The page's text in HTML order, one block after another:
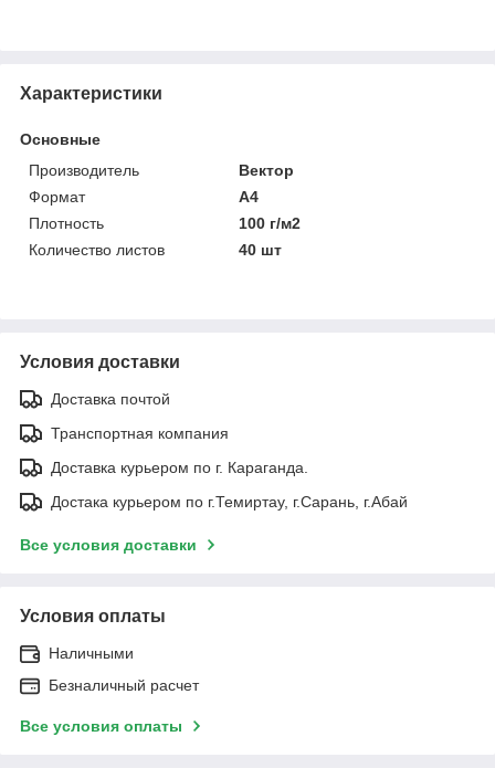
Характеристики
Основные
Производитель
Вектор
Формат
A4
Плотность
100 г/м2
Количество листов
40 шт
Условия доставки
Доставка почтой
Транспортная компания
Доставка курьером по г. Караганда.
Достака курьером по г.Темиртау, г.Сарань, г.Абай
Все условия доставки
Условия оплаты
Наличными
Безналичный расчет
Все условия оплаты